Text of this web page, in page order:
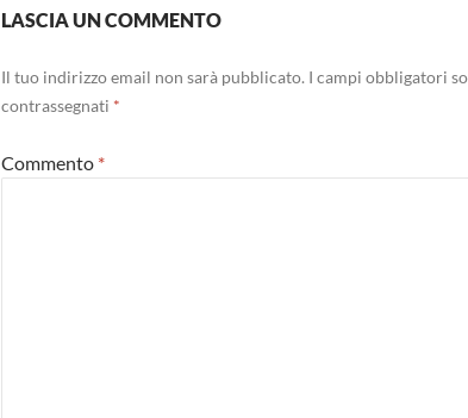
LASCIA UN COMMENTO
Il tuo indirizzo email non sarà pubblicato. I campi obbligatori
contrassegnati *
Commento *